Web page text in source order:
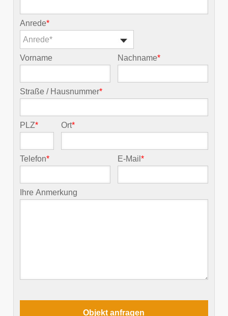
Anrede*
Anrede*
Vorname Nachname*
Straße / Hausnummer*
PLZ* Ort*
Telefon* E-Mail*
Ihre Anmerkung